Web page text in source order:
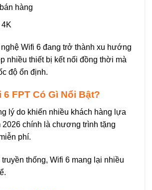
hàng
Wifi 6 đang trở thành xu hướng
nhiều thiết bị kết nối đồng thời mà
độ ổn định.
6 FPT Có Gì Nổi Bật?
lý do khiến nhiều khách hàng lựa
2026 chính là chương trình tặng
phí.
thống, Wifi 6 mang lại nhiều